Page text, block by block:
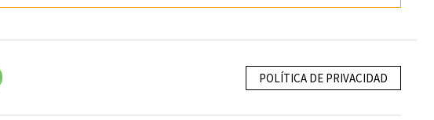
POLÍTICA DE PRIVACIDAD